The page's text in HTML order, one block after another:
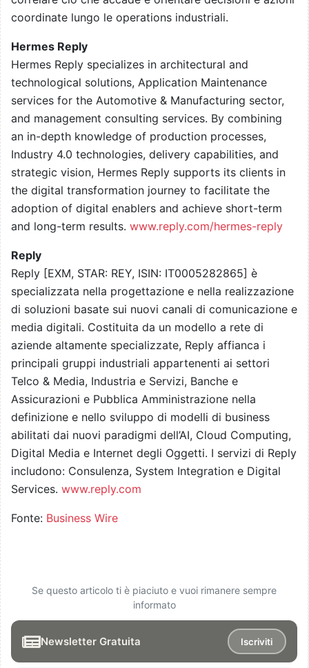
coordinate lungo le operations industriali.
Hermes Reply
Hermes Reply specializes in architectural and
technological solutions, Application Maintenance
services for the Automotive & Manufacturing sector,
and management consulting services. By combining
an in-depth knowledge of production processes,
Industry 4.0 technologies, delivery capabilities, and
strategic vision, Hermes Reply supports its clients in
the digital transformation journey to facilitate the
adoption of digital enablers and achieve short-term
and long-term results. www.reply.com/hermes-reply
Reply
Reply [EXM, STAR: REY, ISIN: IT0005282865] è
specializzata nella progettazione e nella realizzazione
di soluzioni basate sui nuovi canali di comunicazione e
media digitali. Costituita da un modello a rete di
aziende altamente specializzate, Reply affianca i
principali gruppi industriali appartenenti ai settori
Telco & Media, Industria e Servizi, Banche e
Assicurazioni e Pubblica Amministrazione nella
definizione e nello sviluppo di modelli di business
abilitati dai nuovi paradigmi dell’AI, Cloud Computing,
Digital Media e Internet degli Oggetti. I servizi di Reply
includono: Consulenza, System Integration e Digital
Services. www.reply.com
Fonte: Business Wire
Se questo articolo ti è piaciuto e vuoi rimanere sempre
informato
Newsletter Gratuita Iscriviti